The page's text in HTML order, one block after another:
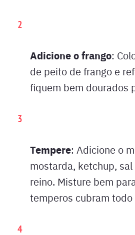
Adicione o frango:
de peito de frango e
fiquem bem dourados
Tempere: Adicione o
mostarda, ketchup,
reino. Misture bem
temperos cubram todo